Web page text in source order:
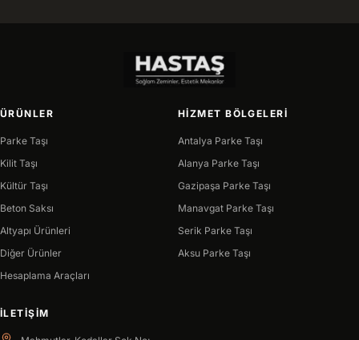
ÜRÜNLER
Parke Taşı
Kilit Taşı
Kültür Taşı
Beton Saksı
Altyapı Ürünleri
Diğer Ürünler
Hesaplama Araçları
HIZMET BÖLGELERI
Antalya Parke Taşı
Alanya Parke Taşı
Gazipaşa Parke Taşı
Manavgat Parke Taşı
Serik Parke Taşı
Aksu Parke Taşı
İLETIŞIM